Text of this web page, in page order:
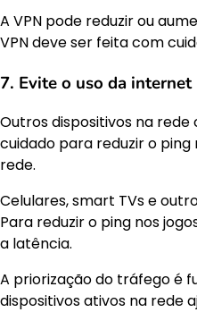
A VPN pode reduzir ou
VPN deve ser feita com
7. Evite o uso da
Outros dispositivos na
cuidado para reduzir o ping
rede.
Celulares, smart TVs e
Para reduzir o ping nos
a latência.
A priorização do tráfego é
dispositivos ativos na rede